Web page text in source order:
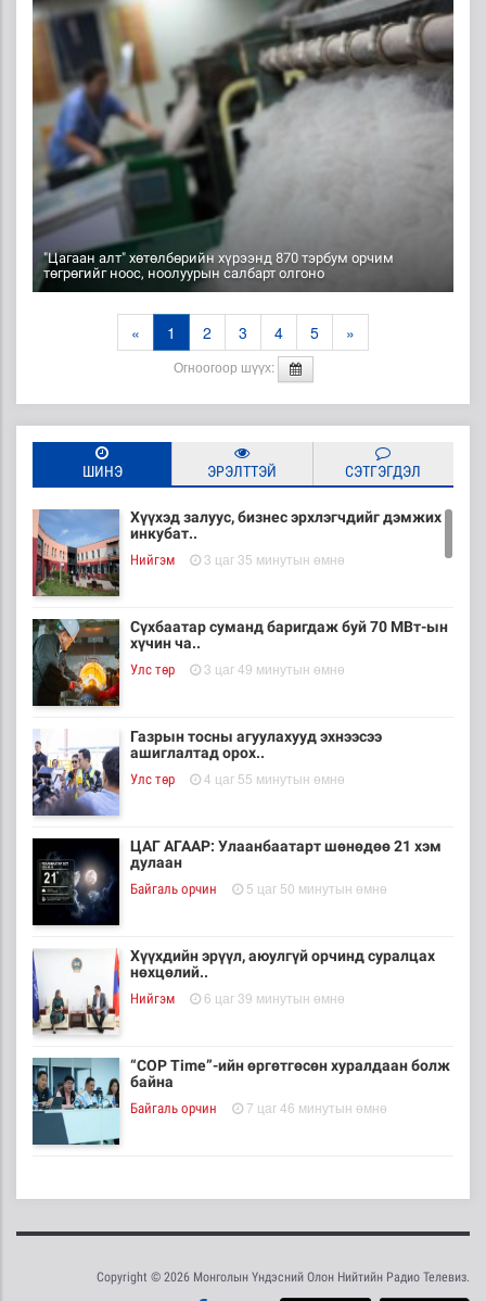
"Цагаан алт" хөтөлбөрийн хүрээнд 870 тэрбум орчим
төгрөгийг ноос, ноолуурын салбарт олгоно
« 1 2 3 4 5 »
Огноогоор шүүх:
ШИНЭ ЭРЭЛТТЭЙ СЭТГЭГДЭЛ
Хүүхэд залуус, бизнес эрхлэгчдийг дэмжих
инкубат..
Нийгэм 3 цаг 35 минутын өмнө
Сүхбаатар суманд баригдаж буй 70 МВт-ын
хүчин ча..
Улс төр 3 цаг 49 минутын өмнө
Газрын тосны агуулахууд эхнээсээ
ашиглалтад орох..
Улс төр 4 цаг 55 минутын өмнө
ЦАГ АГААР: Улаанбаатарт шөнөдөө 21 хэм
дулаан
Байгаль орчин 5 цаг 50 минутын өмнө
Хүүхдийн эрүүл, аюулгүй орчинд суралцах
нөхцөлий..
Нийгэм 6 цаг 39 минутын өмнө
“COP Time”-ийн өргөтгөсөн хуралдаан болж
байна
Байгаль орчин 7 цаг 46 минутын өмнө
Төслийн эхний 87 км-ээс цааш үргэлжлэх
Copyright © 2026 Монголын Үндэсний Олон Нийтийн Радио Телевиз.